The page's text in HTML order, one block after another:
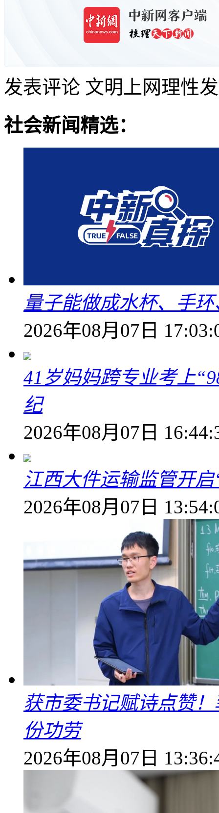
发表评论 文明上网理性
社会新闻精选：
量子能做成水杯、手
2026年08月07日
41岁妈妈跨专业考上
纪
2026年08月07日
江西大件运输监管开
2026年08月07日
获市委书记赋诗点赞
份功劳
2026年08月07日